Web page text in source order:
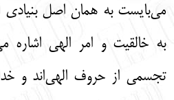
می‌بایست به همان اصل بنیادی
به خالقیت و امر الهی اشاره
تجسمی از حروف الهی‌اند و